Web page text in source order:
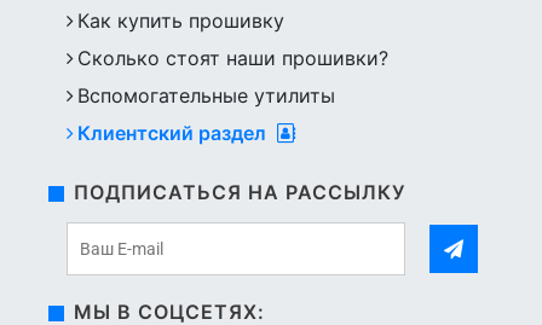
Как купить прошивку
Сколько стоят наши прошивки?
Вспомогательные утилиты
Клиентский раздел
ПОДПИСАТЬСЯ НА РАССЫЛКУ
МЫ В СОЦСЕТЯХ: